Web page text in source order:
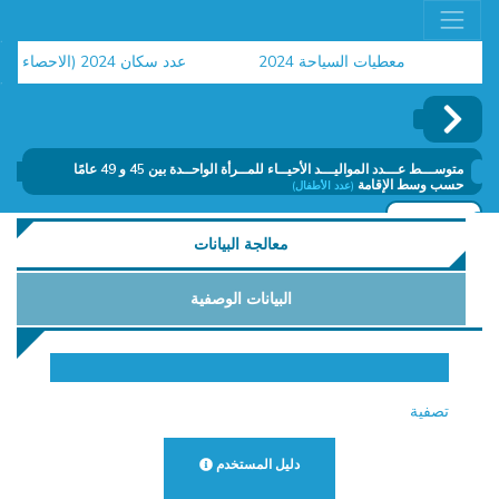
معطيات السياحة 2024 عدد سكان 2024 (الاحصاء العام للسكان والسكنى)
متوســـط عـــدد المواليـــد الأحيــاء للمــرأة الواحــدة بين 45 و 49 عامًا
حسب وسط الإقامة (عدد الأطفال)
معالجة البيانات
البيانات الوصفية
تصفية
دليل المستخدم